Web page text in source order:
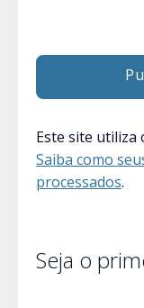
Este site utiliza
Saiba como
processados.
Seja o